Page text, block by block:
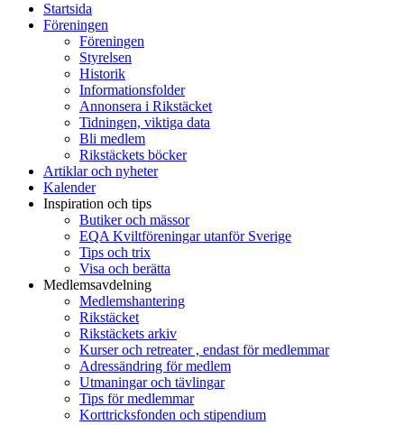
Startsida
Föreningen
Föreningen
Styrelsen
Historik
Informationsfolder
Annonsera i Rikstäcket
Tidningen, viktiga data
Bli medlem
Rikstäckets böcker
Artiklar och nyheter
Kalender
Inspiration och tips
Butiker och mässor
EQA Kviltföreningar utanför Sverige
Tips och trix
Visa och berätta
Medlemsavdelning
Medlemshantering
Rikstäcket
Rikstäckets arkiv
Kurser och retreater , endast för medlemmar
Adressändring för medlem
Utmaningar och tävlingar
Tips för medlemmar
Korttricksfonden och stipendium